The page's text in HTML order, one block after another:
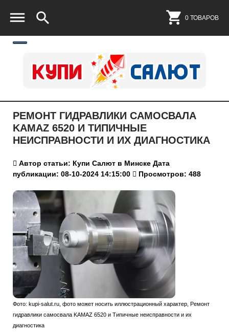
0 ТОВАРОВ
РЕМОНТ ГИДРАВЛИКИ САМОСВАЛА
KAMAZ 6520 И ТИПИЧНЫЕ
НЕИСПРАВНОСТИ И ИХ ДИАГНОСТИКА
Автор статьи: Купи Салют в Минске Дата
публикации: 08-10-2024 14:15:00
Просмотров: 488
Фото: kupi-salut.ru, фото может носить иллюстрационный характер, Ремонт
гидравлики самосвала KAMAZ 6520 и Типичные неисправности и их
диагностика